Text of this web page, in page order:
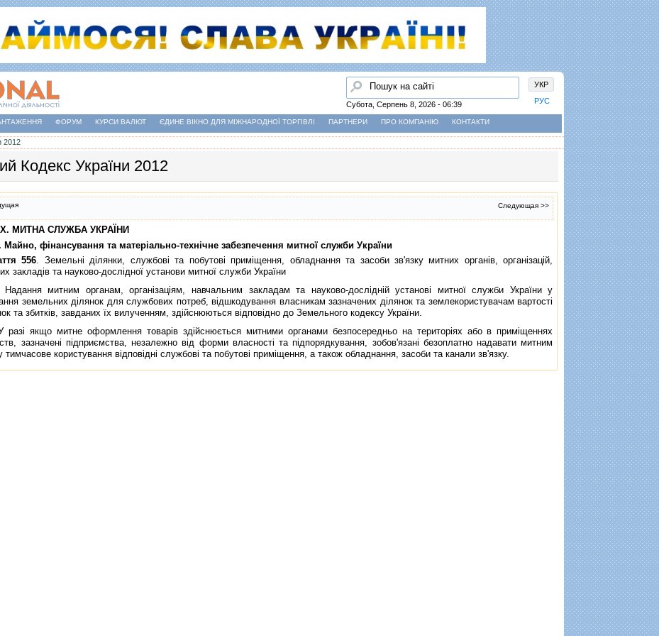
УКР
РУС
Пошук
Субота, Серпень 8, 2026 - 06:39
ФОРУМ КУРСИ ВАЛЮТ ЄДИНЕ ВІКНО ДЛЯ МІЖНАРОДНОЇ ТОРГІВЛІ ПАРТНЕРИ ПРО КОМПАНІЮ КОНТАКТИ
2012
Кодекс України 2012
Следующая >>
МИТНА СЛУЖБА УКРАЇНИ
Майно, фiнансування та матерiально-технiчне забезпечення митної служби України
556. Земельнi дiлянки, службовi та побутовi примiщення, обладнання та засоби зв'язку митних органiв, органiзацiй,
закладiв та науково-дослiдної установи митної служби України
митним органам, органiзацiям, навчальним закладам та науково-дослiднiй установi митної служби України у
земельних дiлянок для службових потреб, вiдшкодування власникам зазначених дiлянок та землекористувачам вартостi
та збиткiв, завданих їх вилученням, здiйснюються вiдповiдно до Земельного кодексу України.
якщо митне оформлення товарiв здiйснюється митними органами безпосередньо на територiях або в примiщеннях
зазначенi пiдприємства, незалежно вiд форми власностi та пiдпорядкування, зобов'язанi безоплатно надавати митним
тимчасове користування вiдповiднi службовi та побутовi примiщення, а також обладнання, засоби та канали зв'язку.